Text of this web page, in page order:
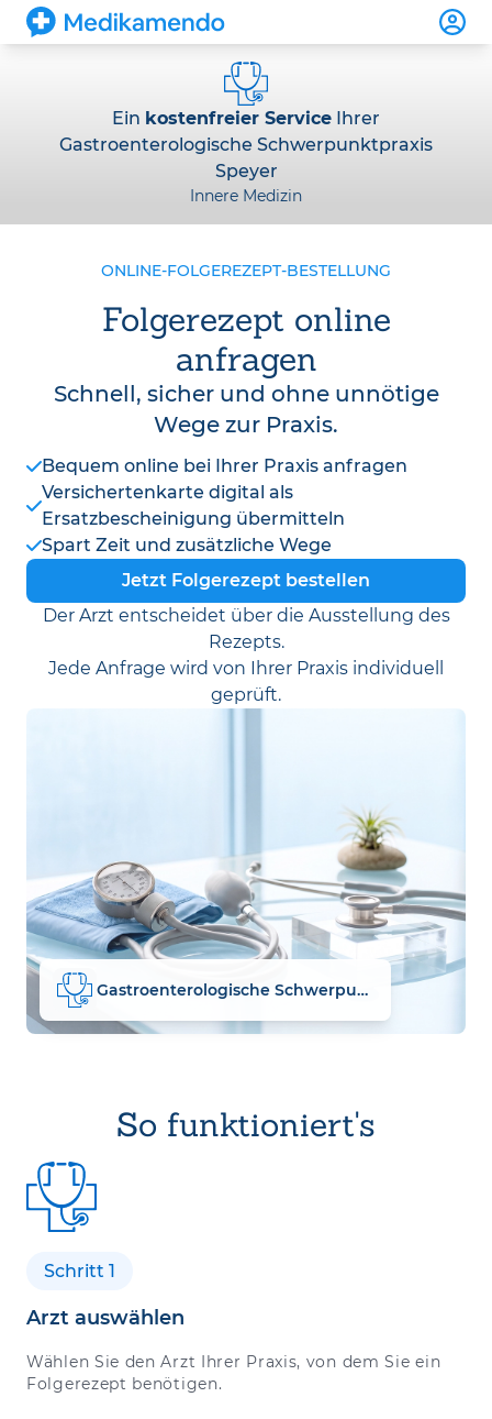
Ein kostenfreier Service Ihrer
Gastroenterologische Schwerpunktpraxis
Speyer
Innere Medizin
ONLINE-FOLGEREZEPT-BESTELLUNG
Folgerezept online
anfragen
Schnell, sicher und ohne unnötige
Wege zur Praxis.
Bequem online bei Ihrer Praxis anfragen
Versichertenkarte digital als
Ersatzbescheinigung übermitteln
Spart Zeit und zusätzliche Wege
Jetzt Folgerezept bestellen
Der Arzt entscheidet über die Ausstellung des
Rezepts.
Jede Anfrage wird von Ihrer Praxis individuell
geprüft.
Gastroenterologische Schwerpunktpraxis Speyer
So funktioniert's
Schritt 1
Arzt auswählen
Wählen Sie den Arzt Ihrer Praxis, von dem Sie ein
Folgerezept benötigen.